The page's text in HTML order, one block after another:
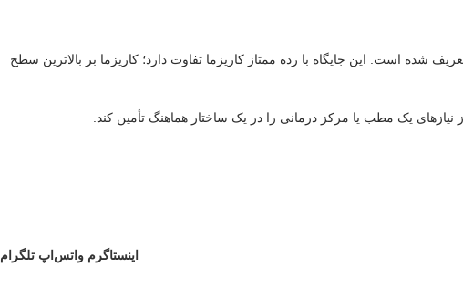
شده است. این جایگاه با رده ممتاز کاریزما تفاوت دارد؛ کاریزما بر بالاترین سطح
یک مطب یا مرکز درمانی را در یک ساختار هماهنگ تأمین کند.
اینستاگرم واتس‌اپ تلگرام